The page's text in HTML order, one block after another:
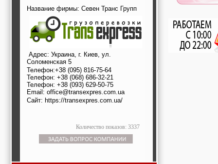
сайта
Название фирмы: Севен Транс Групп
Адрес: Украина, г. Киев, ул.
Соломенская 5
Телефон:+38 (095) 816-75-64
Телефон: +38 (068) 686-32-21
Телефон: +38 (093) 629-50-75
Email: office@transexpres.com.ua
Сайт: https://transexpres.com.ua/
Количество показов: 3337